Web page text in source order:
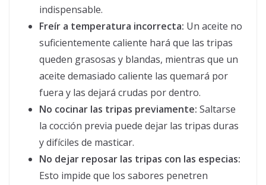
indispensable.
Freír a temperatura incorrecta: Un aceite no
suficientemente caliente hará que las tripas
queden grasosas y blandas, mientras que un
aceite demasiado caliente las quemará por
fuera y las dejará crudas por dentro.
No cocinar las tripas previamente: Saltarse
la cocción previa puede dejar las tripas duras
y difíciles de masticar.
No dejar reposar las tripas con las especias:
Esto impide que los sabores penetren